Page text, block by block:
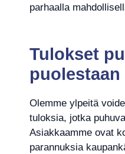
parhaalla
Tulokset
puolestaan
Olemme ylpeitä
tuloksia, jotka
Asiakkaamme ovat
parannuksia